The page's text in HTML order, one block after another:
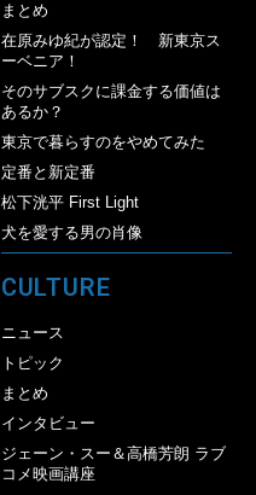
まとめ
在原みゆ紀が認定！ 新東京ス
ーベニア！
そのサブスクに課金する価値は
あるか？
東京で暮らすのをやめてみた
定番と新定番
松下洸平 First Light
犬を愛する男の肖像
CULTURE
ニュース
トピック
まとめ
インタビュー
ジェーン・スー＆高橋芳朗 ラブ
コメ映画講座